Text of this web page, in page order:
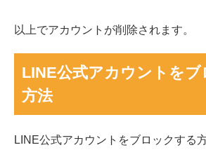
以上でアカウントが削除されます。
LINE公式アカウントをブ
方法
LINE公式アカウントをブロックする